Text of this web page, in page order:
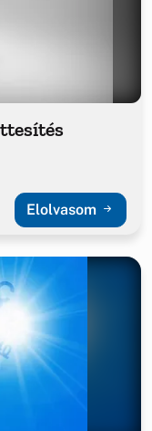
Elolvasom